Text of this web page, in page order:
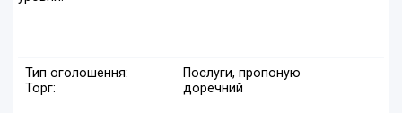
Тип оголошення:
Послуги, пропоную
Торг:
доречний